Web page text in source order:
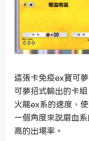
這張卡免疫ex寶可
可夢招式輸出的卡
火龍ex系的速度，
一個角度來說磨血
高的出場率。